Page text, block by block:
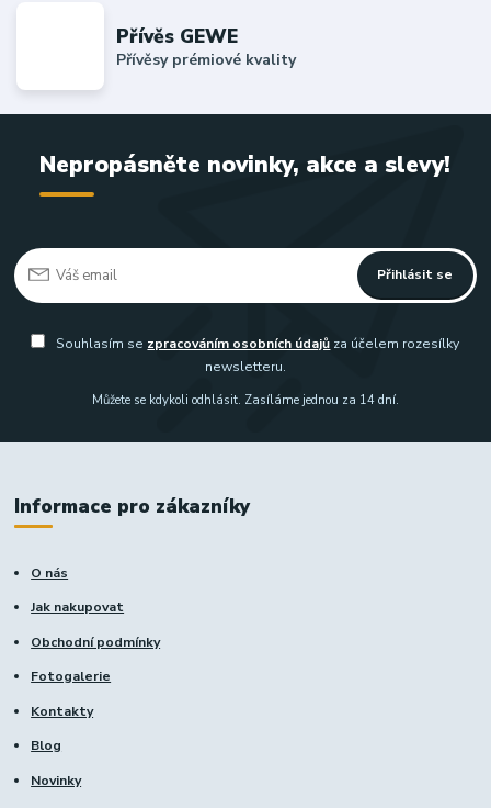
Přívěs GEWE
Přívěsy prémiové kvality
Nepropásněte novinky, akce a slevy!
Přihlásit se
Souhlasím se zpracováním osobních údajů za účelem rozesílky
newsletteru.
Můžete se kdykoli odhlásit. Zasíláme jednou za 14 dní.
Informace pro zákazníky
O nás
Jak nakupovat
Obchodní podmínky
Fotogalerie
Kontakty
Blog
Novinky